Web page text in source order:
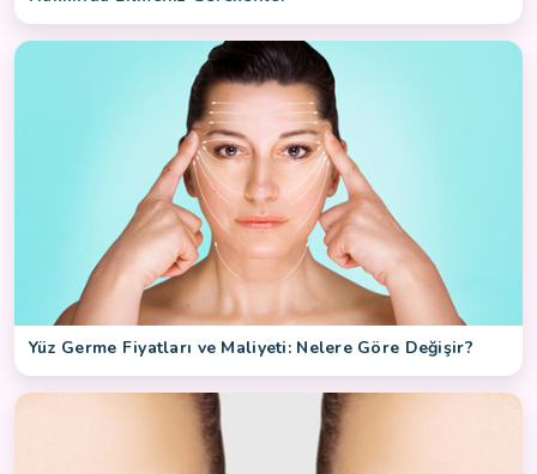
Yüz Germe Fiyatları ve Maliyeti: Nelere Göre Değişir?